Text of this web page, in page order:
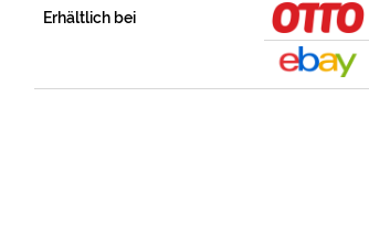
Erhältlich bei